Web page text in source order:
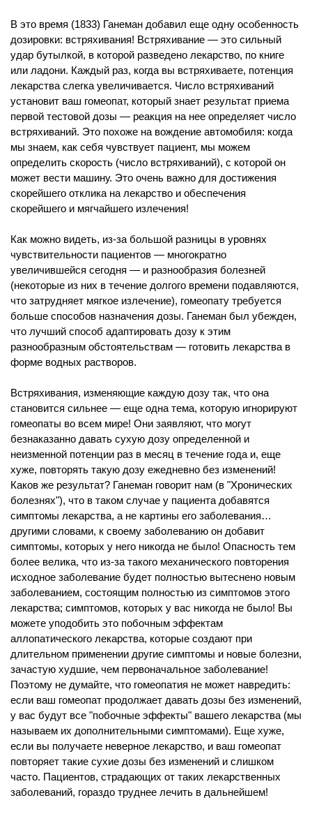
В это время (1833) Ганеман добавил еще одну особенность
дозировки: встряхивания! Встряхивание — это сильный
удар бутылкой, в которой разведено лекарство, по книге
или ладони. Каждый раз, когда вы встряхиваете, потенция
лекарства слегка увеличивается. Число встряхиваний
установит ваш гомеопат, который знает результат приема
первой тестовой дозы — реакция на нее определяет число
встряхиваний. Это похоже на вождение автомобиля: когда
мы знаем, как себя чувствует пациент, мы можем
определить скорость (число встряхиваний), с которой он
может вести машину. Это очень важно для достижения
скорейшего отклика на лекарство и обеспечения
скорейшего и мягчайшего излечения!
Как можно видеть, из-за большой разницы в уровнях
чувствительности пациентов — многократно
увеличившейся сегодня — и разнообразия болезней
(некоторые из них в течение долгого времени подавляются,
что затрудняет мягкое излечение), гомеопату требуется
больше способов назначения дозы. Ганеман был убежден,
что лучший способ адаптировать дозу к этим
разнообразным обстоятельствам — готовить лекарства в
форме водных растворов.
Встряхивания, изменяющие каждую дозу так, что она
становится сильнее — еще одна тема, которую игнорируют
гомеопаты во всем мире! Они заявляют, что могут
безнаказанно давать сухую дозу определенной и
неизменной потенции раз в месяц в течение года и, еще
хуже, повторять такую дозу ежедневно без изменений!
Каков же результат? Ганеман говорит нам (в "Хронических
болезнях"), что в таком случае у пациента добавятся
симптомы лекарства, а не картины его заболевания…
другими словами, к своему заболеванию он добавит
симптомы, которых у него никогда не было! Опасность тем
более велика, что из-за такого механического повторения
исходное заболевание будет полностью вытеснено новым
заболеванием, состоящим полностью из симптомов этого
лекарства; симптомов, которых у вас никогда не было! Вы
можете уподобить это побочным эффектам
аллопатического лекарства, которые создают при
длительном применении другие симптомы и новые болезни,
зачастую худшие, чем первоначальное заболевание!
Поэтому не думайте, что гомеопатия не может навредить:
если ваш гомеопат продолжает давать дозы без изменений,
у вас будут все "побочные эффекты" вашего лекарства (мы
называем их дополнительными симптомами). Еще хуже,
если вы получаете неверное лекарство, и ваш гомеопат
повторяет такие сухие дозы без изменений и слишком
часто. Пациентов, страдающих от таких лекарственных
заболеваний, гораздо труднее лечить в дальнейшем!